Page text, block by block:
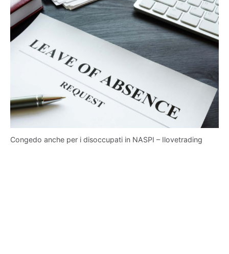
Congedo anche per i disoccupati in NASPI – Ilovetrading